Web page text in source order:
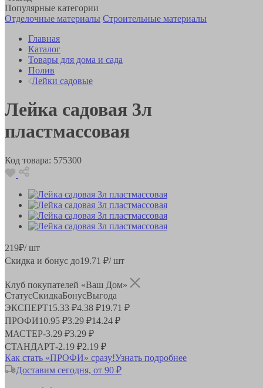
Популярные категории
Отделочные материалы Строительные материалы
Главная
Каталог
Товары для дома и сада
Полив
Лейки садовые
Лейка садовая 3л
пластмассовая
Код товара: 575300
219₽/ шт
Скидка и бонус до19.71 ₽/ шт
Клуб покупателей «Ваш Дом»
СтатусСкидкаБонусВыгода
ЭКСПЕРТ15.33 ₽4.38 ₽19.71 ₽
ПРОФИ10.95 ₽3.29 ₽14.24 ₽
МАСТЕР-3.29 ₽3.29 ₽
СТАНДАРТ-2.19 ₽2.19 ₽
Как стать «ПРОФИ» сразу!Узнать подробнее
Доставим сегодня, от 90 ₽